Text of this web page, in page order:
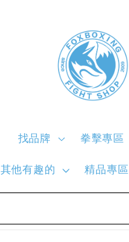
找品牌 拳擊專區
其他有趣的 精品專區